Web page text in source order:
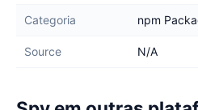
Categoria npm
Source N/A